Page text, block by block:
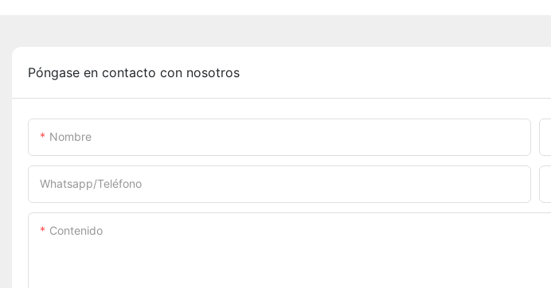
Póngase en contacto con nosotros
Nombre
Whatsapp/Teléfono
Contenido